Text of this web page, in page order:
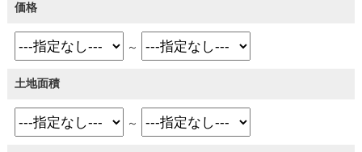
価格
～
土地面積
～